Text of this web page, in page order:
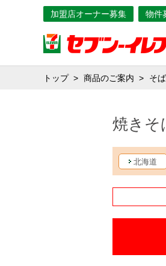
加盟店オーナー募集 物件
トップ 商品のご案内 そ
焼きそ
北海道